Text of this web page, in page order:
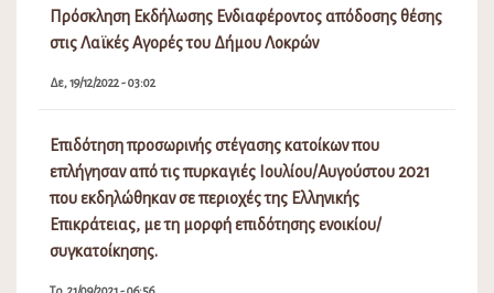
Πρόσκληση Εκδήλωσης Ενδιαφέροντος απόδοσης θέσης
στις Λαϊκές Αγορές του Δήμου Λοκρών
Δε, 19/12/2022 - 03:02
Επιδότηση προσωρινής στέγασης κατοίκων που
επλήγησαν από τις πυρκαγιές Ιουλίου/Αυγούστου 2021
που εκδηλώθηκαν σε περιοχές της Ελληνικής
Επικράτειας, με τη μορφή επιδότησης ενοικίου/
συγκατοίκησης.